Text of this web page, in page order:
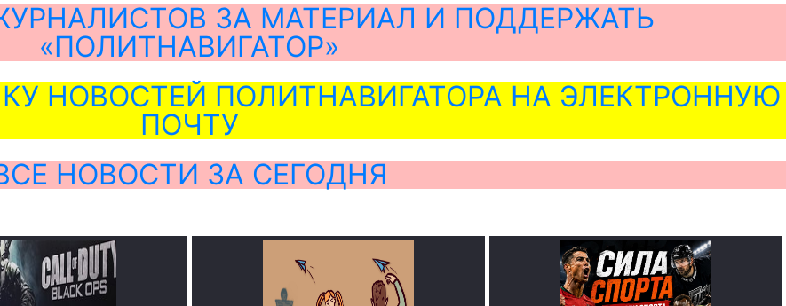
ЗА МАТЕРИАЛ И ПОДДЕРЖАТЬ
«ПОЛИТНАВИГАТОР»
НОВОСТЕЙ ПОЛИТНАВИГАТОРА НА ЭЛЕКТРОННУЮ
ПОЧТУ
НОВОСТИ ЗА СЕГОДНЯ